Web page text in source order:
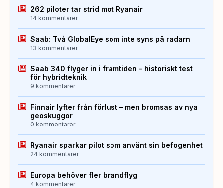
262 piloter tar strid mot Ryanair
14 kommentarer
Saab: Två GlobalEye som inte syns på radarn
13 kommentarer
Saab 340 flyger in i framtiden – historiskt test
för hybridteknik
9 kommentarer
Finnair lyfter från förlust – men bromsas av nya
geoskuggor
0 kommentarer
Ryanair sparkar pilot som använt sin befogenhet
24 kommentarer
Europa behöver fler brandflyg
4 kommentarer